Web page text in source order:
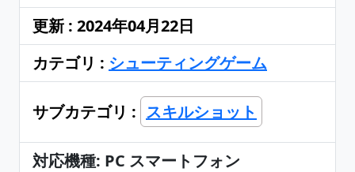
更新 : 2024年04月22日
カテゴリ : シューティングゲーム
サブカテゴリ : スキルショット
対応機種: PC スマートフォン